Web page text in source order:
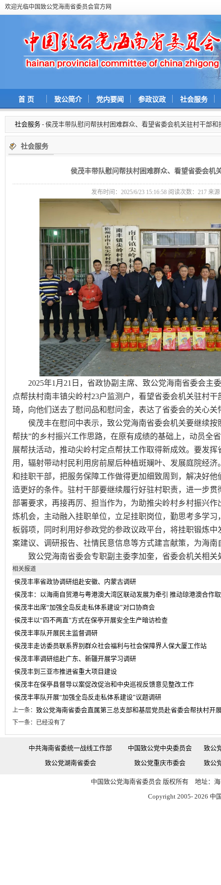
欢迎光临中国致公党海南省委员会官方网
首 页 致公简介 党内要闻 参政议政 社会服务
社会服务 - 侯茂丰带队慰问帮扶村困难群众、看望省委会机关驻村干部和
社会服务
侯茂丰带队慰问帮扶村困难群众、看望省委会机
发布时间：2025/6/23 15:16:58 阅读次数： 217 来
2025年1月21日，省政协副主席、致公党海南省委会主
点帮扶村南丰镇尖岭村23户监测户，看望省委会机关驻村
琦，向他们送去了慰问品和慰问金，表达了省委会的关心关
侯茂丰在慰问中表示，致公党海南省委会机关要继续按
帮扶”的乡村振兴工作思路，在原有成绩的基础上，动员全
展帮扶活动，推动尖岭村定点帮扶工作取得新成效。要发
用，辐射带动村民利用房前屋后种植斑斓叶、发展庭院经
和挂职干部，把服务保障工作做得更加细致周到，解决好
造更好的条件。驻村干部要继续履行好驻村职责，进一步
部署要求，再接再厉、担当作为，为助推尖岭村乡村振兴
炼机会，主动融入挂职单位，立足挂职岗位，勤思考多学
板弱项，同时利用好参政党的参政议政平台，将挂职锻炼
案建议、调研报告、社情民意信息等方式建言献策，为海
致公党海南省委会专职副主委李加奎，省委会机关相关
相关报道
·侯茂丰率省政协调研组赴安徽、内蒙古调研
·侯茂丰：以海南自贸港与粤港澳大湾区联动发展为牵引 推动琼港澳合作
·侯茂丰出席“加强全岛反走私体系建设”对口协商会
·侯茂丰以“四不两直”方式在保亭开展安全生产暗访检查
·侯茂丰率队开展民主监督调研
·侯茂丰走访委员联系界别群众社会福利与社会保障界人保大厦工作站
·侯茂丰率调研组赴广东、新疆开展学习调研
·侯茂丰到三亚市推进省重大项目建设
·侯茂丰在保亭县督导以案促改促治和中央巡视反馈意见整改工作
·侯茂丰率队开展“加强全岛反走私体系建设”议题调研
上一条： 致公党海南省委会直属第三总支部和基层党员赴省委会帮扶村开
下一条：已经没有了
中共海南省委统一战线工作部 中国致公党中央委员会
致公
致公党湖南省委会
致公党重庆市委会 致公
中国致公党海南省委员会 版权所有 地址：
Copyright 2005- 2026 中